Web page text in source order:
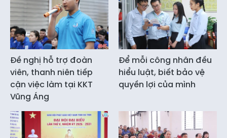
Đề nghị hỗ trợ đoàn
viên, thanh niên tiếp
cận việc làm tại KKT
Vũng Áng
Để mỗi công nhân đều
hiểu luật, biết bảo vệ
quyền lợi của mình